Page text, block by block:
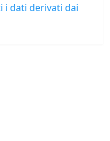
i dati derivati dai